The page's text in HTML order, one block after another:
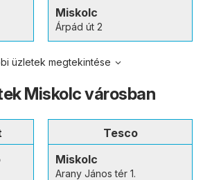
Miskolc
Árpád út 2
üzletek megtekintése
Miskolc városban
Tesco
Miskolc
Arany János tér 1.